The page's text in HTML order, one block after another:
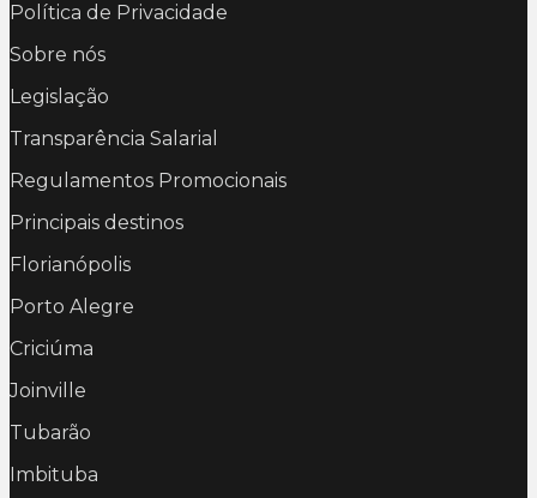
Política de Privacidade
Sobre nós
Legislação
Transparência Salarial
Regulamentos Promocionais
Principais destinos
Florianópolis
Porto Alegre
Criciúma
Joinville
Tubarão
Imbituba